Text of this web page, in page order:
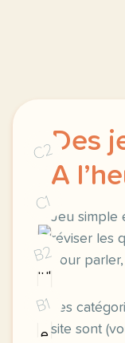
C2
C1
B2
B1
Des
A
Jeu simple
réviser les
pour
Les
site sont